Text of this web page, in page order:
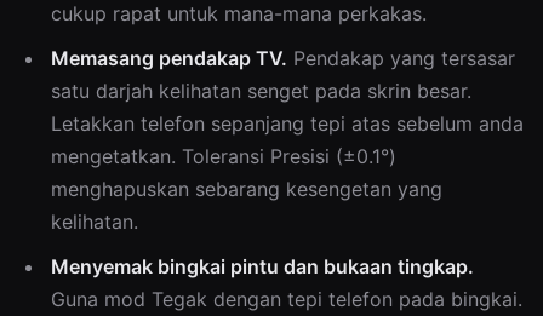
cukup rapat untuk mana-mana perkakas.
Memasang pendakap TV. Pendakap yang tersasar
satu darjah kelihatan senget pada skrin besar.
Letakkan telefon sepanjang tepi atas sebelum anda
mengetatkan. Toleransi Presisi (±0.1°)
menghapuskan sebarang kesengetan yang
kelihatan.
Menyemak bingkai pintu dan bukaan tingkap.
Guna mod Tegak dengan tepi telefon pada bingkai.